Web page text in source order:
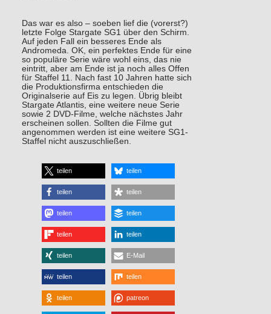
Das war es also – soeben lief die (vorerst?)
letzte Folge Stargate SG1 über den Schirm.
Auf jeden Fall ein besseres Ende als
Andromeda. OK, ein perfektes Ende für eine
so populäre Serie wäre wohl eins, das nie
eintritt, aber am Ende ist ja noch alles Offen
für Staffel 11. Nach fast 10 Jahren hatte sich
die Produktionsfirma entschieden die
Originalserie auf Eis zu legen. Übrig bleibt
Stargate Atlantis, eine weitere neue Serie
sowie 2 DVD-Filme, welche nächstes Jahr
erscheinen sollen. Sollten die Filme gut
angenommen werden ist eine weitere SG1-
Staffel nicht auszuschließen.
teilen teilen
teilen teilen
teilen teilen
teilen teilen
teilen E-Mail
teilen teilen
teilen patreon